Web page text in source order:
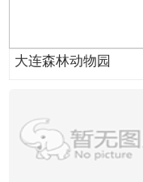
大连森林动物园